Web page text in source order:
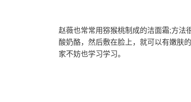
赵薇也常常用猕猴桃制成的洁面霜;方法
酸奶酪，然后敷在脸上，就可以有嫩肤
家不妨也学习学习。